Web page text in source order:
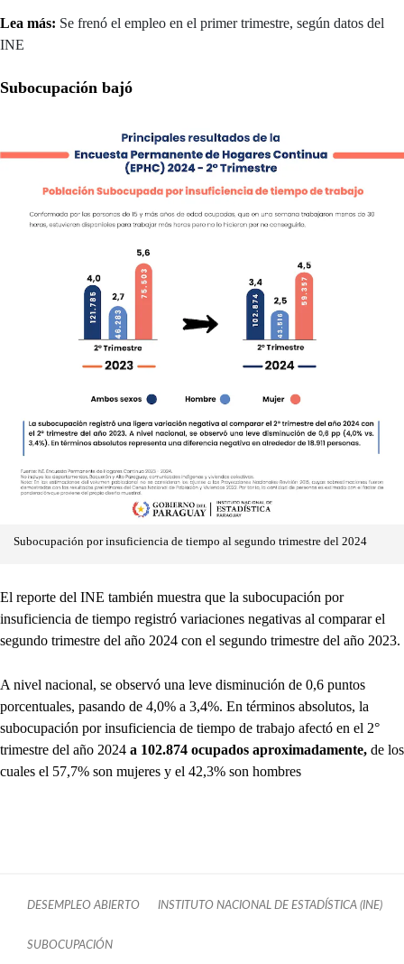
Lea más: Se frenó el empleo en el primer trimestre, según datos del
INE
Subocupación bajó
Subocupación por insuficiencia de tiempo al segundo trimestre del 2024
El reporte del INE también muestra que la subocupación por
insuficiencia de tiempo registró variaciones negativas al comparar el
segundo trimestre del año 2024 con el segundo trimestre del año 2023.
A nivel nacional, se observó una leve disminución de 0,6 puntos
porcentuales, pasando de 4,0% a 3,4%. En términos absolutos, la
subocupación por insuficiencia de tiempo de trabajo afectó en el 2°
trimestre del año 2024 a 102.874 ocupados aproximadamente, de los
cuales el 57,7% son mujeres y el 42,3% son hombres
DESEMPLEO ABIERTO INSTITUTO NACIONAL DE ESTADÍSTICA (INE)
SUBOCUPACIÓN